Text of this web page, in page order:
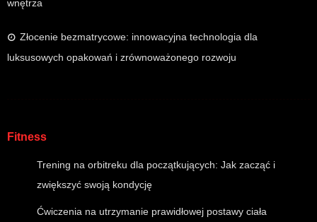
wnętrza
Złocenie bezmatrycowe: innowacyjna technologia dla
luksusowych opakowań i zrównoważonego rozwoju
Fitness
Trening na orbitreku dla początkujących: Jak zacząć i
zwiększyć swoją kondycję
Ćwiczenia na utrzymanie prawidłowej postawy ciała